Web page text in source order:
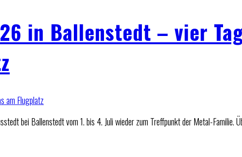
in Ballenstedt – vier
bei Ballenstedt vom 1. bis 4. Juli wieder zum Treffpunkt der Metal-Familie.